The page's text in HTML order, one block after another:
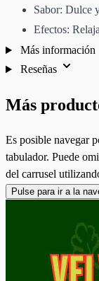
Sabor: Dulce
Efectos:
Más información
Reseñas
Más
Es posible navegar
tabulador. Puede
del carrusel
Pulse para ir a la